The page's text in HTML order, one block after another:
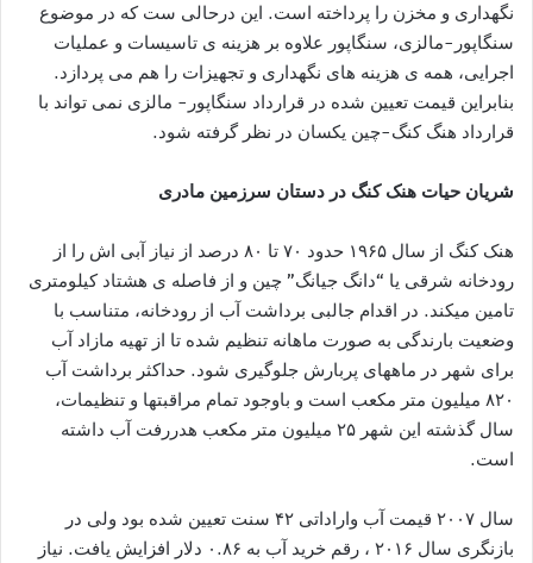
نگهداری و مخزن را پرداخته است. این درحالی ست که در موضوع
سنگاپور-مالزی، سنگاپور علاوه بر هزینه ی تاسیسات و عملیات
اجرایی، همه ی هزینه های نگهداری و تجهیزات را هم می پردازد.
بنابراین قیمت تعیین شده در قرارداد سنگاپور- مالزی نمی تواند با
قرارداد هنگ کنگ-چین یکسان در نظر گرفته شود.
شریان حیات هنک کنگ در دستان سرزمین مادری
هنک کنگ از سال ۱۹۶۵ حدود ۷۰ تا ۸۰ درصد از نیاز آبی اش را از
رودخانه شرقی یا “دانگ جیانگ” چین و از فاصله ی هشتاد کیلومتری
تامین میکند. در اقدام جالبی برداشت آب از رودخانه، متناسب با
وضعیت بارندگی به صورت ماهانه تنظیم شده تا از تهیه مازاد آب
برای شهر در ماههای پربارش جلوگیری شود. حداکثر برداشت آب
۸۲۰ میلیون متر مکعب است و باوجود تمام مراقبتها و تنظیمات،
سال گذشته این شهر ۲۵ میلیون متر مکعب هدررفت آب داشته
است.
سال ۲۰۰۷ قیمت آب واراداتی ۴۲ سنت تعیین شده بود ولی در
بازنگری سال ۲۰۱۶ ، رقم خرید آب به ۰.۸۶ دلار افزایش یافت. نیاز